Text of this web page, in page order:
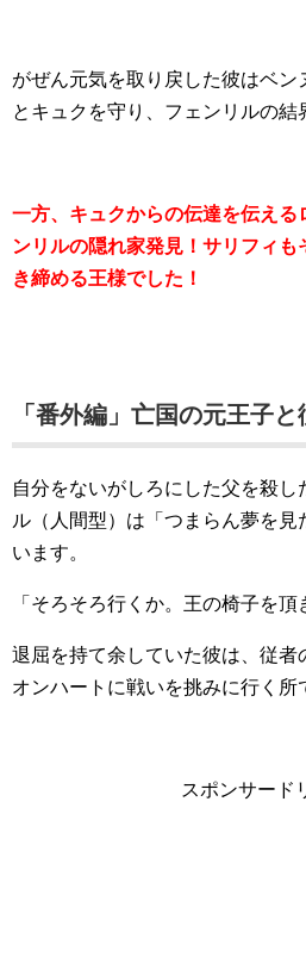
がぜん元気を取り戻した彼はベン
とキュクを守り、フェンリルの結
一方、キュクからの伝達を伝える
ンリルの隠れ家発見！サリフィも
き締める王様でした！
「番外編」亡国の元王子と
自分をないがしろにした父を殺し
ル（人間型）は「つまらん夢を見
います。
「そろそろ行くか。王の椅子を頂
退屈を持て余していた彼は、従者
オンハートに戦いを挑みに行く所
スポンサード